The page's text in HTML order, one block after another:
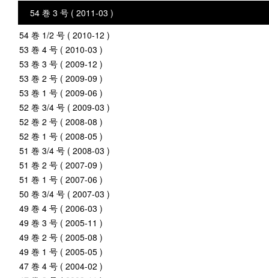
54 巻 3 号 ( 2011-03 )
54 巻 1/2 号 ( 2010-12 )
53 巻 4 号 ( 2010-03 )
53 巻 3 号 ( 2009-12 )
53 巻 2 号 ( 2009-09 )
53 巻 1 号 ( 2009-06 )
52 巻 3/4 号 ( 2009-03 )
52 巻 2 号 ( 2008-08 )
52 巻 1 号 ( 2008-05 )
51 巻 3/4 号 ( 2008-03 )
51 巻 2 号 ( 2007-09 )
51 巻 1 号 ( 2007-06 )
50 巻 3/4 号 ( 2007-03 )
49 巻 4 号 ( 2006-03 )
49 巻 3 号 ( 2005-11 )
49 巻 2 号 ( 2005-08 )
49 巻 1 号 ( 2005-05 )
47 巻 4 号 ( 2004-02 )